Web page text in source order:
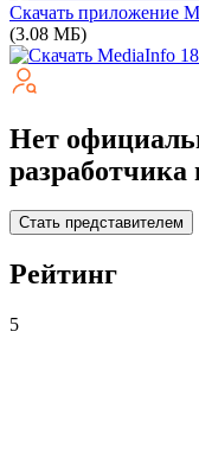
Скачать приложение
(3.08 МБ)
Нет
разработчика
Стать представителем
Рейтинг
5